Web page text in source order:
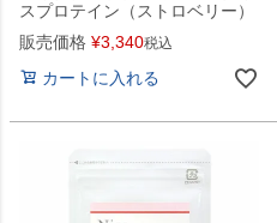
スプロテイン（ストロベリー）
販売価格 ¥3,340税込
カートに入れる